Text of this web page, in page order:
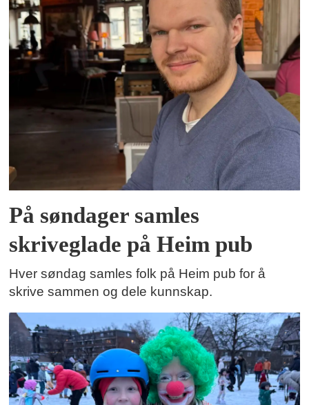
På søndager samles
skriveglade på Heim pub
Hver søndag samles folk på Heim pub for å
skrive sammen og dele kunnskap.